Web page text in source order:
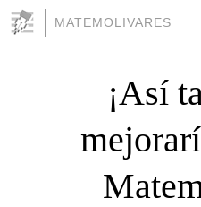
MATEMOLIVARES
¡Así